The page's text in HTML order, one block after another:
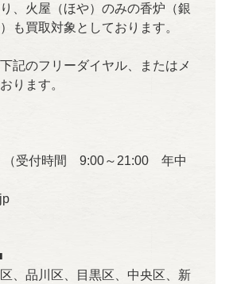
、火屋（ほや）のみの香炉（銀
も買取対象としております。
記のフリーダイヤル、またはメ
ります。
受付時間 9:00～21:00 年中
、品川区、目黒区、中央区、新